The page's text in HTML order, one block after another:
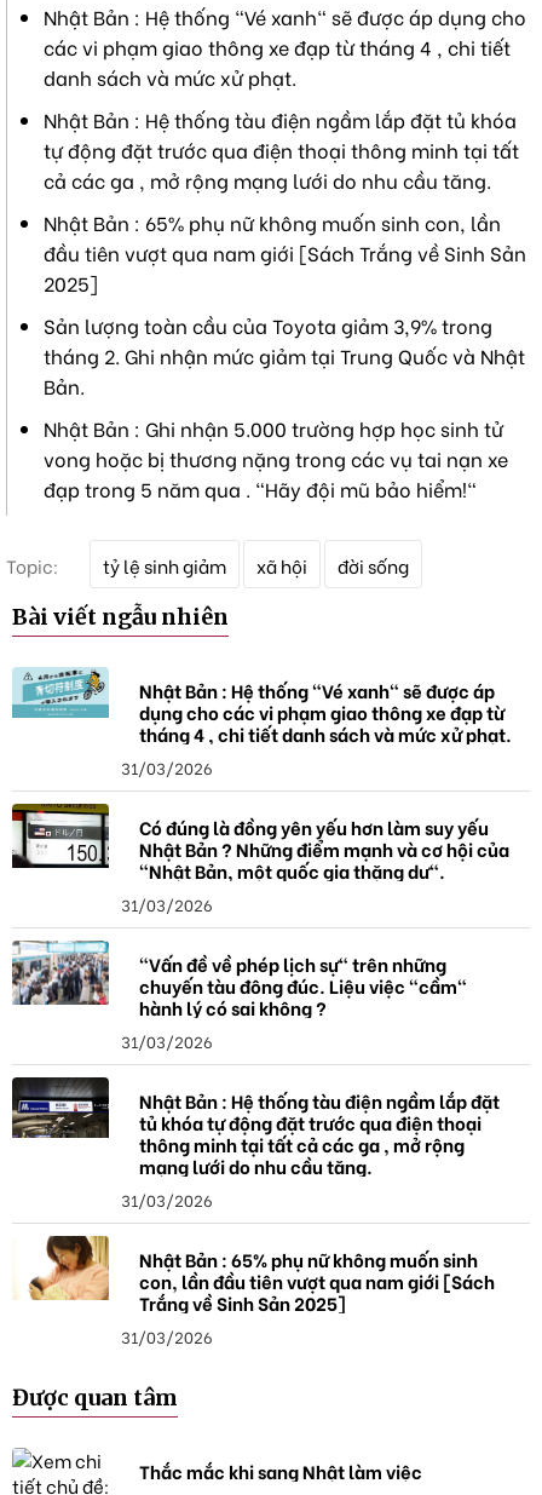
Nhật Bản : Hệ thống "Vé xanh" sẽ được áp dụng cho
các vi phạm giao thông xe đạp từ tháng 4 , chi tiết
danh sách và mức xử phạt.
Nhật Bản : Hệ thống tàu điện ngầm lắp đặt tủ khóa
tự động đặt trước qua điện thoại thông minh tại tất
cả các ga , mở rộng mạng lưới do nhu cầu tăng.
Nhật Bản : 65% phụ nữ không muốn sinh con, lần
đầu tiên vượt qua nam giới [Sách Trắng về Sinh Sản
2025]
Sản lượng toàn cầu của Toyota giảm 3,9% trong
tháng 2. Ghi nhận mức giảm tại Trung Quốc và Nhật
Bản.
Nhật Bản : Ghi nhận 5.000 trường hợp học sinh tử
vong hoặc bị thương nặng trong các vụ tai nạn xe
đạp trong 5 năm qua . "Hãy đội mũ bảo hiểm!"
Topic:
h
a
tỷ lệ sinh giảm xã hội đời sống
Bài viết ngẫu nhiên
Nhật Bản : Hệ thống "Vé xanh" sẽ được áp
dụng cho các vi phạm giao thông xe đạp từ
tháng 4 , chi tiết danh sách và mức xử phạt.
31/03/2026
Có đúng là đồng yên yếu hơn làm suy yếu
Nhật Bản ? Những điểm mạnh và cơ hội của
"Nhật Bản, một quốc gia thặng dư".
31/03/2026
"Vấn đề về phép lịch sự" trên những
chuyến tàu đông đúc. Liệu việc "cầm"
hành lý có sai không ?
31/03/2026
Nhật Bản : Hệ thống tàu điện ngầm lắp đặt
tủ khóa tự động đặt trước qua điện thoại
thông minh tại tất cả các ga , mở rộng
mạng lưới do nhu cầu tăng.
31/03/2026
Nhật Bản : 65% phụ nữ không muốn sinh
con, lần đầu tiên vượt qua nam giới [Sách
Trắng về Sinh Sản 2025]
31/03/2026
Được quan tâm
Thắc mắc khi sang Nhật làm việc